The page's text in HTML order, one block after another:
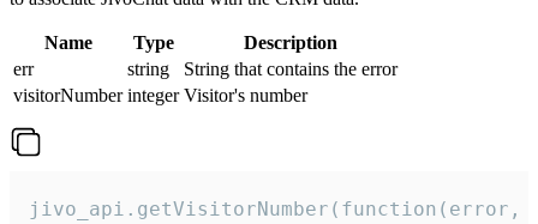
Name Type
Description
err
string
String that contains the error
visitorNumber integer Visitor's number
jivo_api.getVisitorNumber(function(error,